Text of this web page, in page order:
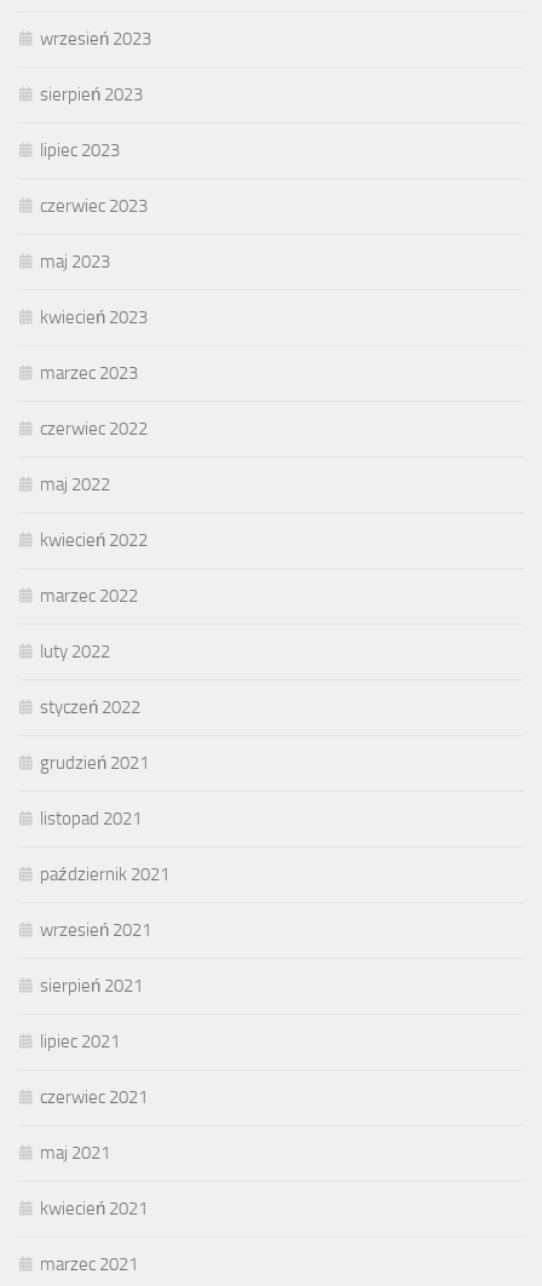
wrzesień 2023
sierpień 2023
lipiec 2023
czerwiec 2023
maj 2023
kwiecień 2023
marzec 2023
czerwiec 2022
maj 2022
kwiecień 2022
marzec 2022
luty 2022
styczeń 2022
grudzień 2021
listopad 2021
październik 2021
wrzesień 2021
sierpień 2021
lipiec 2021
czerwiec 2021
maj 2021
kwiecień 2021
marzec 2021